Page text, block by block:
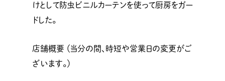
けとして防虫ビニルカーテンを使って厨房をガー
ドした。
店舗概要 （当分の間、時短や営業日の変更がご
ざいます。）